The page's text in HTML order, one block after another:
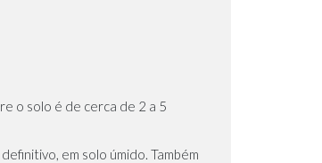
o solo é de cerca de 2 a 5
em solo úmido. Também